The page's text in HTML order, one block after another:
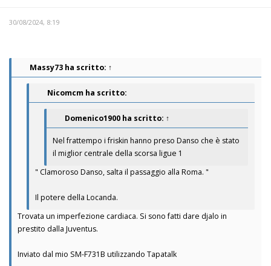
30/08/2024, 8:19
Massy73 ha scritto: ↑
Nicomcm ha scritto:
Domenico1900 ha scritto: ↑
Nel frattempo i friskin hanno preso Danso che è stato
il miglior centrale della scorsa ligue 1
" Clamoroso Danso, salta il passaggio alla Roma. "
Il potere della Locanda.
Trovata un imperfezione cardiaca. Si sono fatti dare djalo in
prestito dalla Juventus.
Inviato dal mio SM-F731B utilizzando Tapatalk